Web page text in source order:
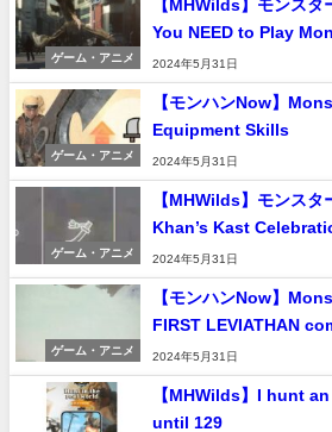
ゲーム・アニメ
【MHWilds】モンスタ
You NEED to Play
2024年5月31日
ゲーム・アニメ
【モンハンNow】
Equipment Skills
2024年5月31日
ゲーム・アニメ
【MHWilds】モンス
Khan’s Kast
2024年5月31日
ゲーム・アニメ
【モンハンNow】
FIRST LEVIATHAN
2024年5月31日
【MHWilds】I hunt
until 129